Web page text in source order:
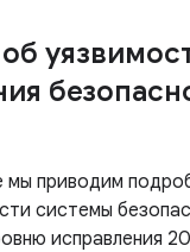
мы приводим
системы
исправления